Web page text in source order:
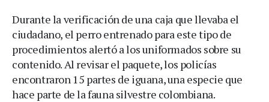
Durante la verificación de una caja que llevaba el
ciudadano, el perro entrenado para este tipo de
procedimientos alertó a los uniformados sobre su
contenido. Al revisar el paquete, los policías
encontraron 15 partes de iguana, una especie que
hace parte de la fauna silvestre colombiana.